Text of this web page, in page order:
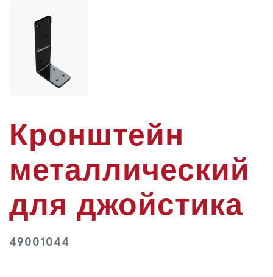
+90 332 236 01 80
Кронштейн
металлический
для джойстика
49001044